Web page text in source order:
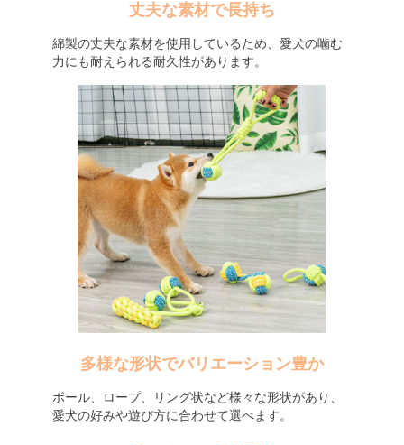
丈夫な素材で長持ち
綿製の丈夫な素材を使用しているため、愛犬の噛む
力にも耐えられる耐久性があります。
多様な形状でバリエーション豊か
ボール、ロープ、リング状など様々な形状があり、
愛犬の好みや遊び方に合わせて選べます。